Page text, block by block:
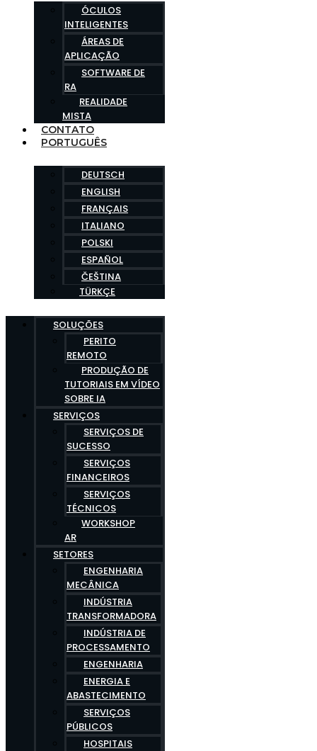
ÓCULOS
INTELIGENTES
ÁREAS DE
APLICAÇÃO
SOFTWARE DE
RA
REALIDADE
MISTA
CONTATO
PORTUGUÊS
DEUTSCH
ENGLISH
FRANÇAIS
ITALIANO
POLSKI
ESPAÑOL
ČEŠTINA
TÜRKÇE
SOLUÇÕES
PERITO
REMOTO
PRODUÇÃO DE
TUTORIAIS EM VÍDEO
SOBRE IA
SERVIÇOS
SERVIÇOS DE
SUCESSO
SERVIÇOS
FINANCEIROS
SERVIÇOS
TÉCNICOS
WORKSHOP
AR
SETORES
ENGENHARIA
MECÂNICA
INDÚSTRIA
TRANSFORMADORA
INDÚSTRIA DE
PROCESSAMENTO
ENGENHARIA
ENERGIA E
ABASTECIMENTO
SERVIÇOS
PÚBLICOS
HOSPITAIS